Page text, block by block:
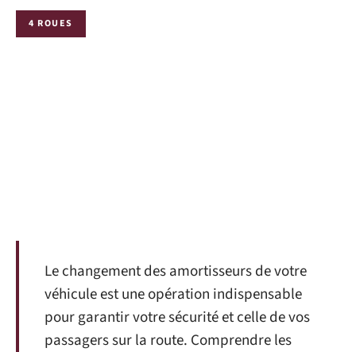
4 ROUES
Le changement des amortisseurs de votre
véhicule est une opération indispensable
pour garantir votre sécurité et celle de vos
passagers sur la route. Comprendre les